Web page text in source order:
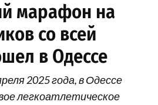
марафон на
со всей
в Одессе
2025 года, в Одессе
легкоатлетическое